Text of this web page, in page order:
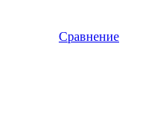
Сравнение